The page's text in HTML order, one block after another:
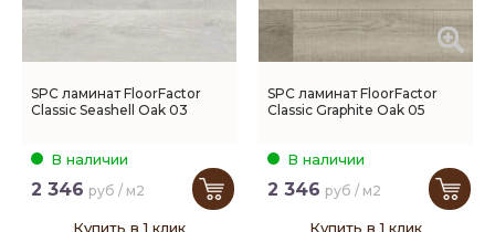
SPC ламинат FloorFactor
Classic Seashell Oak 03
В наличии
2 346 руб / м2
Купить в 1 клик
SPC ламинат FloorFactor
Classic Graphite Oak 05
В наличии
2 346 руб / м2
Купить в 1 клик